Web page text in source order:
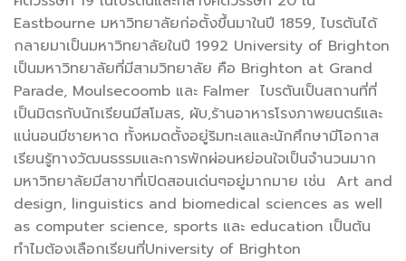
Eastbourne มหาวิทยาลัยก่อตั้งขึ้นมาในปี 1859, ไบรตันได้
กลายมาเป็นมหาวิทยาลัยในปี 1992 University of Brighton
เป็นมหาวิทยาลัยที่มีสามวิทยาลัย คือ Brighton at Grand
Parade, Moulsecoomb และ Falmer ไบรตันเป็นสถานที่ที่
เป็นมิตรกับนักเรียนมีสโมสร, ผับ,ร้านอาหารโรงภาพยนตร์และ
แน่นอนมีชายหาด ทั้งหมดตั้งอยู่ริมทะเลและนักศึกษามีโอกาส
เรียนรู้ทางวัฒนธรรมและการพักผ่อนหย่อนใจเป็นจำนวนมาก
มหาวิทยาลัยมีสาขาที่เปิดสอนเด่นๆอยู่มากมาย เช่น Art and
design, linguistics and biomedical sciences as well
as computer science, sports และ education เป็นต้น
ทำไมต้องเลือกเรียนที่University of Brighton